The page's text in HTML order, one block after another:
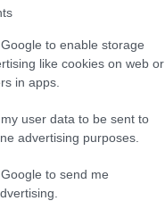
to enable storage
like cookies on web or
in apps.
user data to be sent to
advertising purposes.
to send me
Images Hungary
Jön még kép!